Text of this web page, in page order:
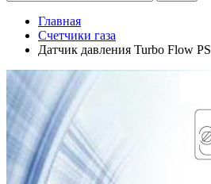
Главная
Счетчики газа
Датчик давления Turbo Flow PS